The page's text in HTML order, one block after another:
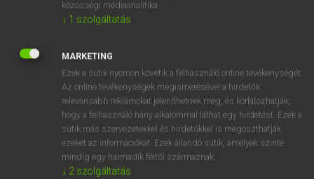
DÍJMENTES ANGOL SZÓTÁR
spicliskedik
spider crab
spiderman
spider monkey
közösségi médiaanalitika.
↓ 1 szolgáltatás
MARKETING
Ezek a sütik nyomon követik a felhasználó online tevékenységét.
Az online tevékenységek megismerésével a hirdetők
relevánsabb reklámokat jeleníthetnek meg, és korlátozhatják,
hogy a felhasználó hány alkalommal láthat egy hirdetést. Ezek a
sütik más szervezetekkel és hirdetőkkel is megoszthatják
ezeket az információkat. Ezek állandó sütik, amelyek szinte
mindig egy harmadik féltől származnak.
↓ 2 szolgáltatás